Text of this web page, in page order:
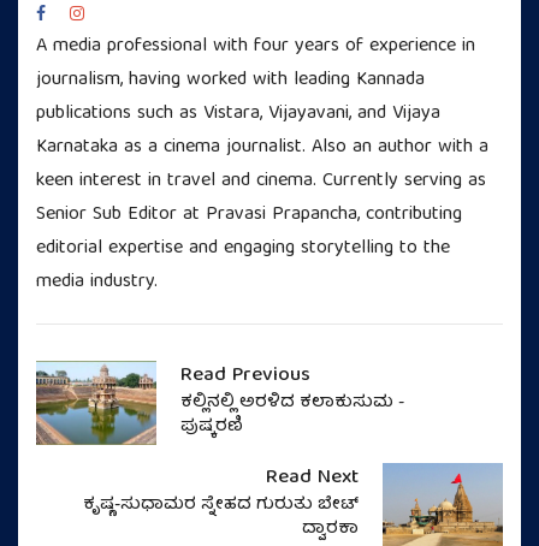
A media professional with four years of experience in
journalism, having worked with leading Kannada
publications such as Vistara, Vijayavani, and Vijaya
Karnataka as a cinema journalist. Also an author with a
keen interest in travel and cinema. Currently serving as
Senior Sub Editor at Pravasi Prapancha, contributing
editorial expertise and engaging storytelling to the
media industry.
Read Previous
ಕಲ್ಲಿನಲ್ಲಿ ಅರಳಿದ ಕಲಾಕುಸುಮ -
ಪುಷ್ಕರಣಿ
Read Next
ಕೃಷ್ಣ-ಸುಧಾಮರ ಸ್ನೇಹದ ಗುರುತು ಬೇಟ್
ದ್ವಾರಕಾ